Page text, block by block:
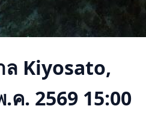
ล Kiyosato,
.ค. 2569 15:00